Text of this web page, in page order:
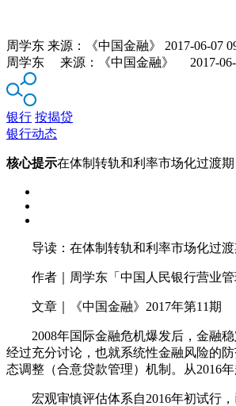
周学东 来源： 《中国金融》 2017-06-07
周学东 来源：《中国金融》 2017-06-
银行 按揭贷
银行动态
核心提示在体制转轨和利率市场化过渡
导读：在体制转轨和利率市场化过渡
作者｜周学东「中国人民银行营业管
文章｜《中国金融》2017年第11期
2008年国际金融危机爆发后，金融稳
经过充分讨论，也就系统性金融风险的
态调整（合意贷款管理）机制。从2016年
宏观审慎评估体系自2016年初试行，